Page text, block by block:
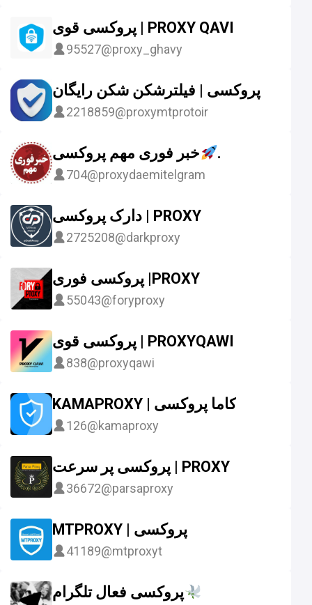
پروکسی قوی | PROXY QAVI
95527@proxy_ghavy
پروکسی | فیلترشکن شکن رایگان
2218859@proxymtprotoir
خبر فوری مهم پروکسی .
704@proxydaemitelgram
دارک پروکسی | PROXY
2725208@darkproxy
پروکسی فوری |PROXY
55043@foryproxy
پروکسی قوی | PROXYQAWI
838@proxyqawi
KAMAPROXY | کاما پروکسی
126@kamaproxy
پروکسی پر سرعت | PROXY
36672@parsaproxy
MTPROXY | پروکسی
41189@mtproxyt
پروکسی فعال تلگرام